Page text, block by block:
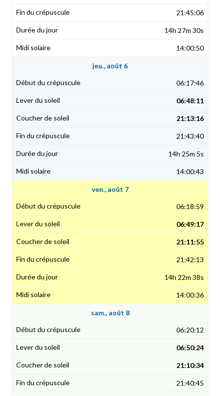
21:45:06
14h 27m 30s
14:00:50
jeu., août 6
06:17:46
06:48:11
21:13:16
21:43:40
14h 25m 5s
14:00:43
ven., août 7
06:18:59
06:49:17
21:11:55
21:42:13
14h 22m 38s
14:00:36
sam., août 8
06:20:12
06:50:24
21:10:34
21:40:45